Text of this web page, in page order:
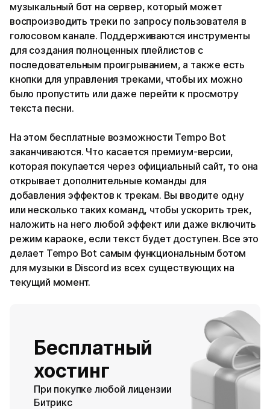
музыкальный бот на сервер, который может
воспроизводить треки по запросу пользователя в
голосовом канале. Поддерживаются инструменты
для создания полноценных плейлистов с
последовательным проигрыванием, а также есть
кнопки для управления треками, чтобы их можно
было пропустить или даже перейти к просмотру
текста песни.
На этом бесплатные возможности Tempo Bot
заканчиваются. Что касается премиум-версии,
которая покупается через официальный сайт, то она
открывает дополнительные команды для
добавления эффектов к трекам. Вы вводите одну
или несколько таких команд, чтобы ускорить трек,
наложить на него любой эффект или даже включить
режим караоке, если текст будет доступен. Все это
делает Tempo Bot самым функциональным ботом
для музыки в Discord из всех существующих на
текущий момент.
Бесплатный
хостинг
При покупке любой лицензии
Битрикс